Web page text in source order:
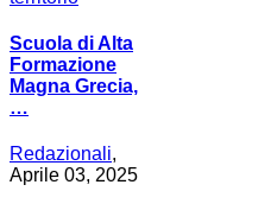
Scuola di Alta
Formazione
Magna Grecia,
…
Redazionali,
Aprile 03, 2025